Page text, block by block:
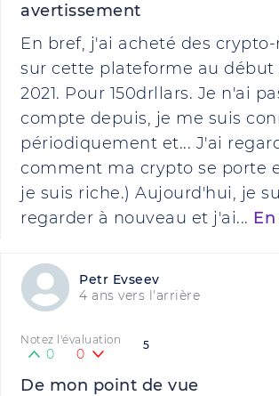
avertissement
En bref, j'ai acheté des
sur cette plateforme au début
2021. Pour 150drllars. Je n'ai
compte depuis, je me suis
périodiquement et... J'ai
comment ma crypto se porte
je suis riche.) Aujourd'hui, je
regarder à nouveau et j'ai...
Petr Evseev
4 ans vers l'arrière
5
Notez l'évaluation
0 0
De mon point de vue